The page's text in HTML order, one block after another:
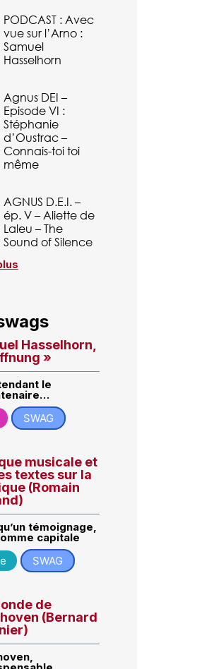
PODCAST : Avec
vue sur l’Arno :
Samuel
Hasselhorn
Agnus DEI –
Episode VI :
Stéphanie
d’Oustrac –
Connais-toi toi
même
AGNUS D.E.I. –
ép. V – Aliette de
Laleu – The
Sound of Silence
Hasselhorn,
»
le
SWAG
musicale et
textes sur la
(Romain
témoignage,
capitale
SWAG
de
(Bernard